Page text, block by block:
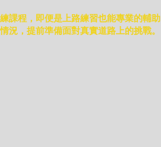
課程，即便是上路練習也能專業的輔助
況，提前準備面對真實道路上的挑戰。